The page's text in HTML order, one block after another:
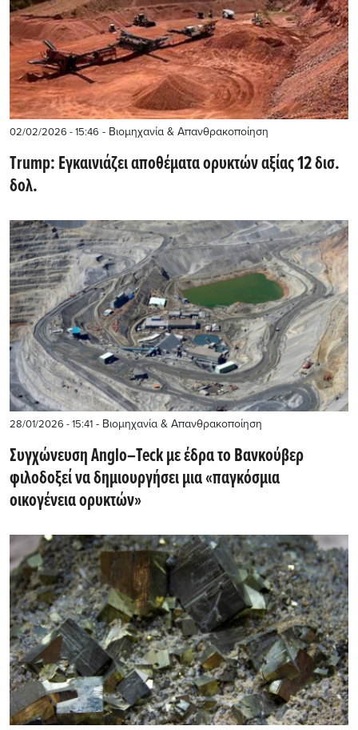
02/02/2026 - 15:46 - Βιομηχανία & Απανθρακοποίηση
Τrump: Εγκαινιάζει αποθέματα ορυκτών αξίας 12 δισ.
δολ.
28/01/2026 - 15:41 - Βιομηχανία & Απανθρακοποίηση
Συγχώνευση Anglo–Teck με έδρα το Βανκούβερ
φιλοδοξεί να δημιουργήσει μια «παγκόσμια
οικογένεια ορυκτών»